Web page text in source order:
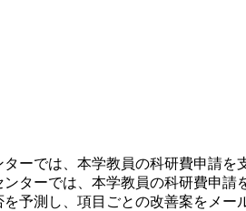
ーでは、本学教員の科研費申請
ターでは、本学教員の科研費申
予測し、項目ごとの改善案をメ